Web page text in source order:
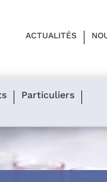
ACTUALITÉS
Particuliers